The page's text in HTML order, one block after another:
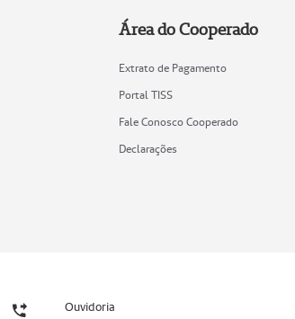
Área do Cooperado
Extrato de Pagamento
Portal TISS
Fale Conosco Cooperado
Declarações
Ouvidoria